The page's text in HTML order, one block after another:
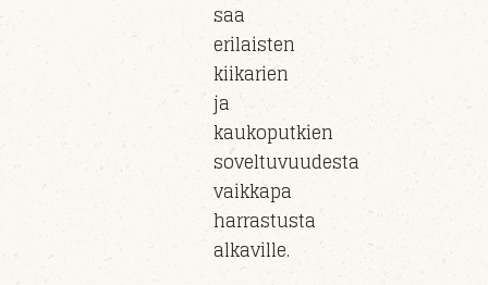
saa
erilaisten
kiikarien
ja
kaukoputkien
soveltuvuudesta
vaikkapa
harrastusta
alkaville.